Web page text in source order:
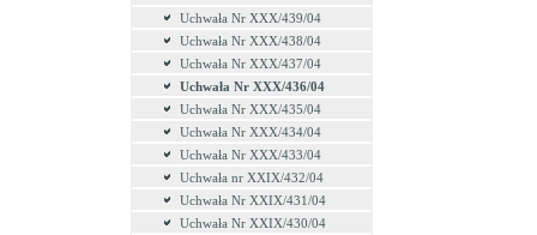
Uchwała Nr XXX/439/04
Uchwała Nr XXX/438/04
Uchwała Nr XXX/437/04
Uchwała Nr XXX/436/04
Uchwała Nr XXX/435/04
Uchwała Nr XXX/434/04
Uchwała Nr XXX/433/04
Uchwała nr XXIX/432/04
Uchwała Nr XXIX/431/04
Uchwała Nr XXIX/430/04